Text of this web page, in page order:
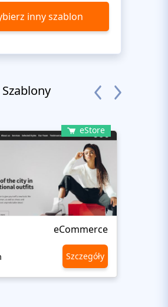
inny szablon
eStore
eCommerce
Szczegóły